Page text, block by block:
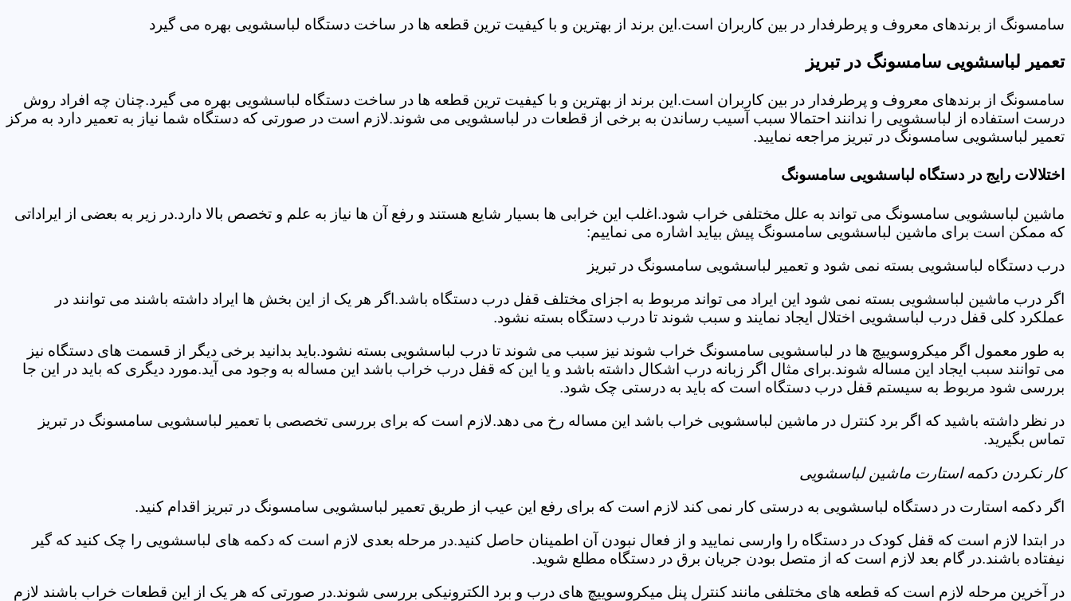
سامسونگ از برندهای معروف و پرطرفدار در بین کاربران است.این برند از بهترین و با کیفیت ترین قطعه ها در ساخت دستگاه لباسشویی بهره می گیرد
تعمیر لباسشویی سامسونگ در تبریز
سامسونگ از برندهای معروف و پرطرفدار در بین کاربران است.این برند از بهترین و با کیفیت ترین قطعه ها در ساخت دستگاه لباسشویی بهره می گیرد.چنان چه افراد روش
درست استفاده از لباسشویی را ندانند احتمالا سبب آسیب رساندن به برخی از قطعات در لباسشویی می شوند.لازم است در صورتی که دستگاه شما نیاز به تعمیر دارد به مرکز
تعمیر لباسشویی سامسونگ در تبریز مراجعه نمایید.
اختلالات رایج در دستگاه لباسشویی سامسونگ
ماشین لباسشویی سامسونگ می تواند به علل مختلفی خراب شود.اغلب این خرابی ها بسیار شایع هستند و رفع آن ها نیاز به علم و تخصص بالا دارد.در زیر به بعضی از ایراداتی
که ممکن است برای ماشین لباسشویی سامسونگ پیش بیاید اشاره می نماییم:
درب دستگاه لباسشویی بسته نمی شود و تعمیر لباسشویی سامسونگ در تبریز
اگر درب ماشین لباسشویی بسته نمی شود این ایراد می تواند مربوط به اجزای مختلف قفل درب دستگاه باشد.اگر هر یک از این بخش ها ایراد داشته باشند می توانند در
عملکرد کلی قفل درب لباسشویی اختلال ایجاد نمایند و سبب شوند تا درب دستگاه بسته نشود.
به طور معمول اگر میکروسوییچ ها در لباسشویی سامسونگ خراب شوند نیز سبب می شوند تا درب لباسشویی بسته نشود.باید بدانید برخی دیگر از قسمت های دستگاه نیز
می توانند سبب ایجاد این مساله شوند.برای مثال اگر زبانه درب اشکال داشته باشد و یا این که قفل درب خراب باشد این مساله به وجود می آید.مورد دیگری که باید در این جا
بررسی شود مربوط به سیستم قفل درب دستگاه است که باید به درستی چک شود.
در نظر داشته باشید که اگر برد کنترل در ماشین لباسشویی خراب باشد این مساله رخ می دهد.لازم است که برای بررسی تخصصی با تعمیر لباسشویی سامسونگ در تبریز
تماس بگیرید.
کار نکردن دکمه استارت ماشین لباسشویی
اگر دکمه استارت در دستگاه لباسشویی به درستی کار نمی کند لازم است که برای رفع این عیب از طریق تعمیر لباسشویی سامسونگ در تبریز اقدام کنید.
در ابتدا لازم است که قفل کودک در دستگاه را وارسی نمایید و از فعال نبودن آن اطمینان حاصل کنید.در مرحله بعدی لازم است که دکمه های لباسشویی را چک کنید که گیر
نیفتاده باشند.در گام بعد لازم است که از متصل بودن جریان برق در دستگاه مطلع شوید.
در آخرین مرحله لازم است که قطعه های مختلفی مانند کنترل پنل میکروسوییچ های درب و برد الکترونیکی بررسی شوند.در صورتی که هر یک از این قطعات خراب باشند لازم